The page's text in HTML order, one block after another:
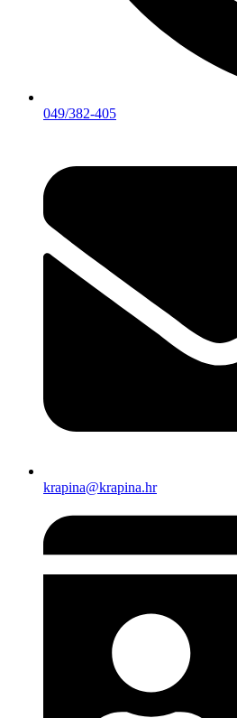
049/382-405
krapina@krapina.hr